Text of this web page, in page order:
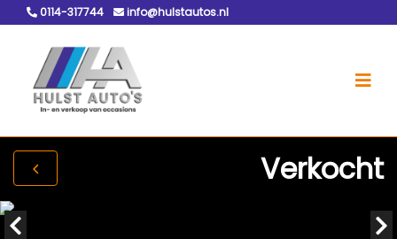
0114-317744 info@hulstautos.nl
Verkocht